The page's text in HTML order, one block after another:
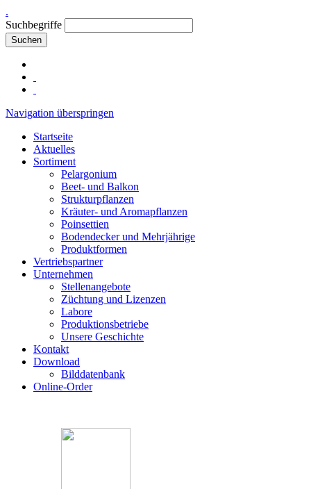
.
Suchbegriffe
Suchen
Navigation überspringen
Startseite
Aktuelles
Sortiment
Pelargonium
Beet- und Balkon
Strukturpflanzen
Kräuter- und Aromapflanzen
Poinsettien
Bodendecker und Mehrjährige
Produktformen
Vertriebspartner
Unternehmen
Stellenangebote
Züchtung und Lizenzen
Labore
Produktionsbetriebe
Unsere Geschichte
Kontakt
Download
Bilddatenbank
Online-Order